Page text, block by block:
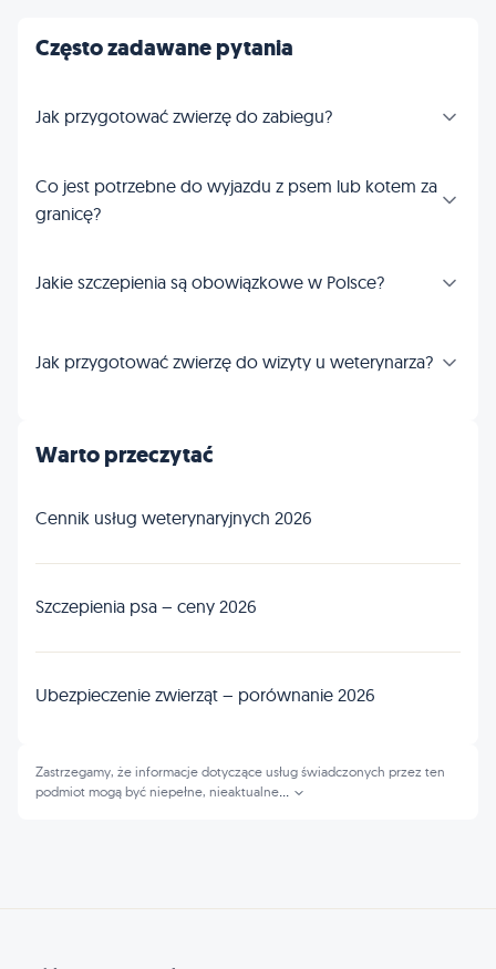
Często zadawane pytania
Jak przygotować zwierzę do zabiegu?
Co jest potrzebne do wyjazdu z psem lub kotem za
granicę?
Jakie szczepienia są obowiązkowe w Polsce?
Jak przygotować zwierzę do wizyty u weterynarza?
Warto przeczytać
Cennik usług weterynaryjnych 2026
Szczepienia psa – ceny 2026
Ubezpieczenie zwierząt – porównanie 2026
Zastrzegamy, że informacje dotyczące usług świadczonych przez ten
podmiot mogą być niepełne, nieaktualne